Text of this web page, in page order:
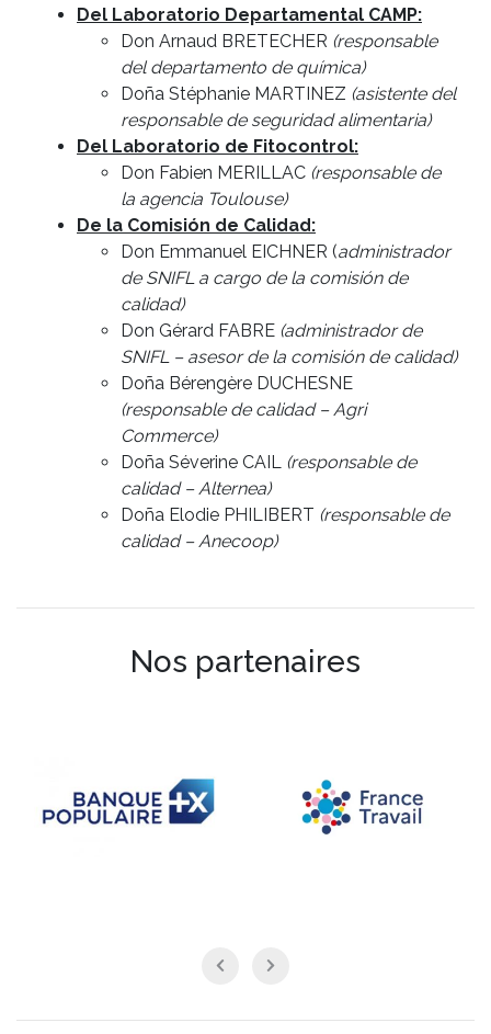
Del Laboratorio Departamental CAMP:
Don Arnaud BRETECHER (responsable
del departamento de química)
Doña Stéphanie MARTINEZ (asistente del
responsable de seguridad alimentaria)
Del Laboratorio de Fitocontrol:
Don Fabien MERILLAC (responsable de
la agencia Toulouse)
De la Comisión de Calidad:
Don Emmanuel EICHNER (administrador
de SNIFL a cargo de la comisión de
calidad)
Don Gérard FABRE (administrador de
SNIFL – asesor de la comisión de calidad)
Doña Bérengère DUCHESNE
(responsable de calidad – Agri
Commerce)
Doña Séverine CAIL
(responsable de
calidad – Alternea)
Doña Elodie PHILIBERT (responsable de
calidad – Anecoop)
Nos partenaires